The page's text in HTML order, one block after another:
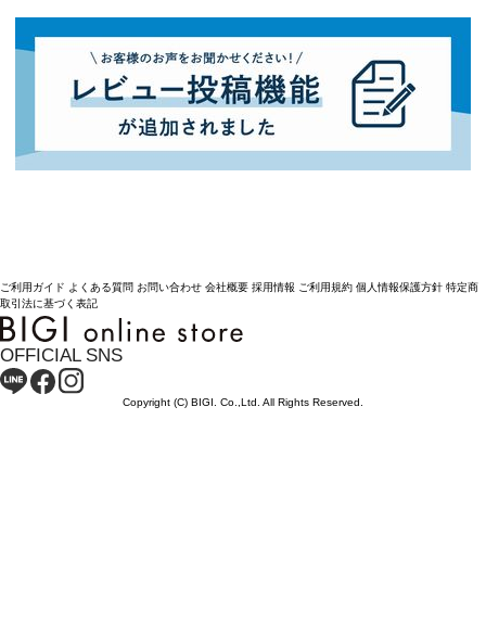
ご利用ガイド よくある質問 お問い合わせ 会社概要 採用情報 ご利用規約 個人情報保護方針 特定商
取引法に基づく表記
OFFICIAL SNS
Copyright (C) BIGI. Co.,Ltd. All Rights Reserved.